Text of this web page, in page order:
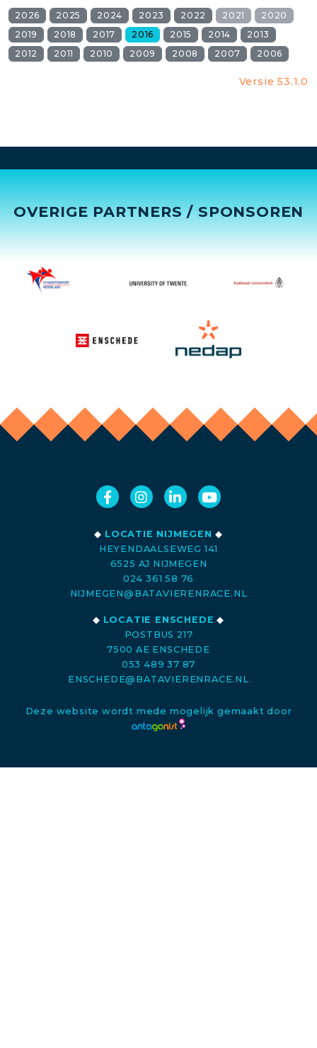
2026 2025 2024 2023 2022 2021
2020
2019
2018 2017 2016 2015 2014
2013
2012
2011 2010 2009 2008 2007 2006
Versie 53.1.0
OVERIGE PARTNERS / SPONSOREN
◆ LOCATIE NIJMEGEN ◆
HEYENDAALSEWEG 141
6525 AJ NIJMEGEN
024 361 58 76
NIJMEGEN@BATAVIERENRACE.NL
◆ LOCATIE ENSCHEDE ◆
POSTBUS 217
7500 AE ENSCHEDE
053 489 37 87
ENSCHEDE@BATAVIERENRACE.NL
Deze website wordt mede mogelijk gemaakt door